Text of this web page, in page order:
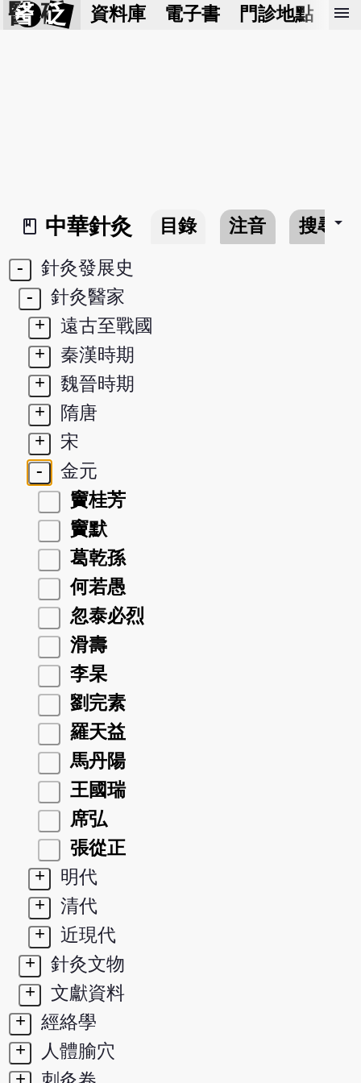
醫 砭 資料庫 電子書 門診地點 預
menu
book_2
中華針灸 目錄 注音 搜尋arrow_drop_down
-
針灸發展史
-
針灸醫家
+
遠古至戰國
+
秦漢時期
+
魏晉時期
+
隋唐
+
宋
-
金元
竇桂芳
竇默
葛乾孫
何若愚
忽泰必烈
滑壽
李杲
劉完素
羅天益
馬丹陽
王國瑞
席弘
張從正
+
明代
+
清代
+
近現代
+
針灸文物
+
文獻資料
+
經絡學
+
人體腧穴